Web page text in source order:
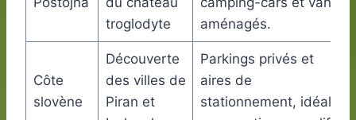
troglodyte
aménagés.
Côte
slovène
Découverte
des villes de
Piran et
Parkings privés et
aires de
stationnement, idéal